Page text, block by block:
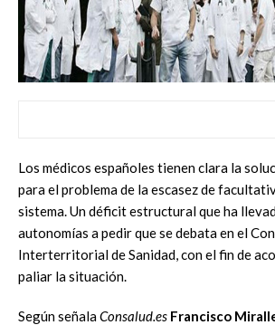
Los médicos españoles tienen clara la
para el problema de la escasez de
sistema. Un déficit estructural que ha
autonomías a pedir que se debata en el
Interterritorial de Sanidad, con el fin de
paliar la situación.
Según señalaConsalud.es Francisco